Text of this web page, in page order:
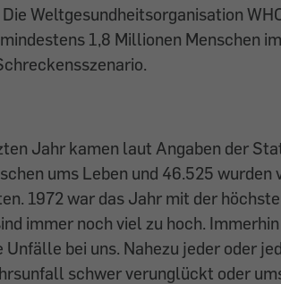
Weltgesundheitsorganisa­tion
1,8 Millionen Menschen im
Jahr kamen laut Angaben der
ums Leben und 46.525 wurden
1972 war das Jahr mit der
immer noch viel zu hoch.
bei uns. Nahezu jeder oder
schwer verunglückt oder